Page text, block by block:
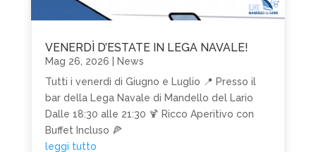
VENERDÌ D’ESTATE IN LEGA NAVALE!
Mag 26, 2026
News
Tutti i venerdì di Giugno e Luglio 📍 Presso il
bar della Lega Navale di Mandello del Lario
Dalle 18:30 alle 21:30 🍹 Ricco Aperitivo con
Buffet Incluso 🍕
leggi tutto